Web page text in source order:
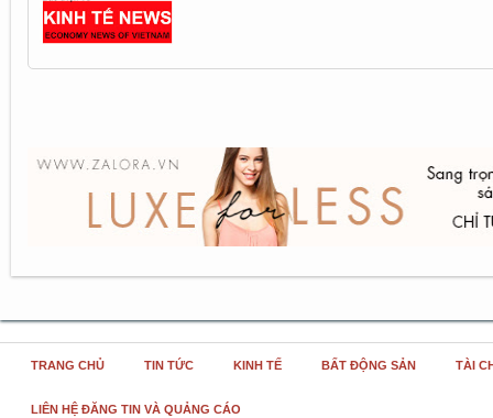
TRANG CHỦ TIN TỨC KINH TẾ BẤT ĐỘNG SẢN TÀI
LIÊN HỆ ĐĂNG TIN VÀ QUẢNG CÁO